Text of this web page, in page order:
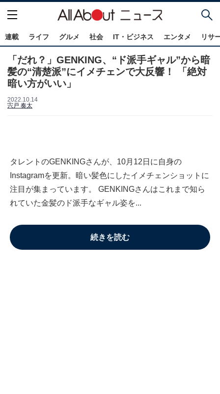
連載 ライフ グルメ 社会 IT・ビジネス エンタメ リサ
「だれ？」GENKING、“ド派手ギャル”から暗
髪の“清楚派”にイメチェンで大反響！ 「絶対
暗い方がいい」
2022.10.14
宍戸 奏太
タレントのGENKINGさんが、10月12日に自身の
Instagramを更新。暗い髪色にしたイメチェンショットに
注目が集まっています。 GENKINGさんはこれまで知ら
れていた金髪のド派手なギャル姿を...
続きを読む